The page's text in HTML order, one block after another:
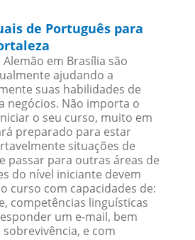
de Português para
em Brasília são
ajudando a
suas habilidades de
negócios. Não importa o
o seu curso, muito em
preparado para estar
situações de
passar para outras áreas de
do nível iniciante devem
curso com capacidades de:
competências linguísticas
um e-mail, bem
e com